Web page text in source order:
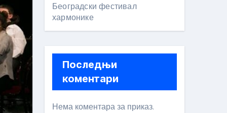
Београдски фестивал
хармонике
Последњи
коментари
Нема коментара за приказ.